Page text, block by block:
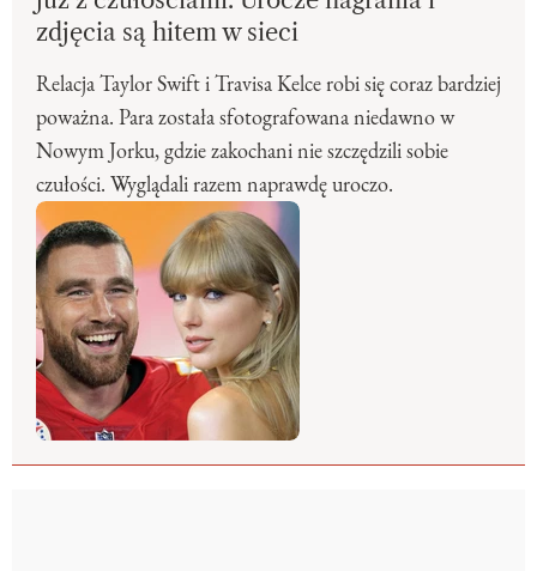
zdjęcia są hitem w sieci
Relacja Taylor Swift i Travisa Kelce robi się coraz bardziej
poważna. Para została sfotografowana niedawno w
Nowym Jorku, gdzie zakochani nie szczędzili sobie
czułości. Wyglądali razem naprawdę uroczo.